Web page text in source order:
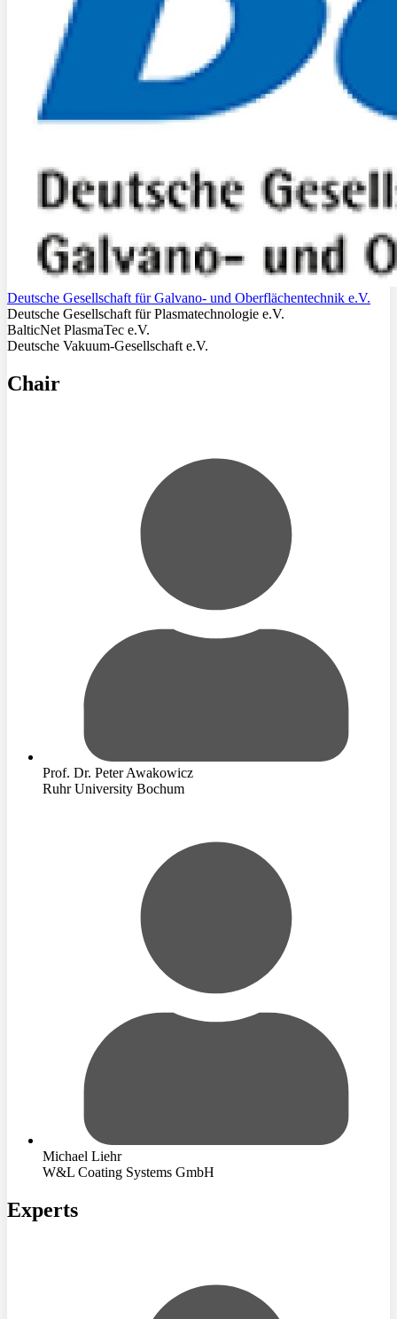
Deutsche Gesellschaft für Galvano- und Oberflächentechnik e.V.
Deutsche Gesellschaft für Plasmatechnologie e.V.
BalticNet PlasmaTec e.V.
Deutsche Vakuum-Gesellschaft e.V.
Chair
Prof. Dr. Peter Awakowicz
Ruhr University Bochum
Michael Liehr
W&L Coating Systems GmbH
Experts